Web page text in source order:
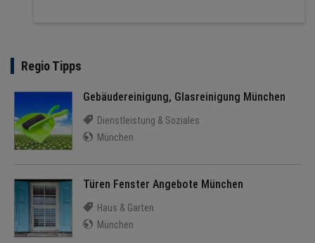
Regio Tipps
Gebäudereinigung, Glasreinigung München
Dienstleistung & Soziales
München
Türen Fenster Angebote München
Haus & Garten
München